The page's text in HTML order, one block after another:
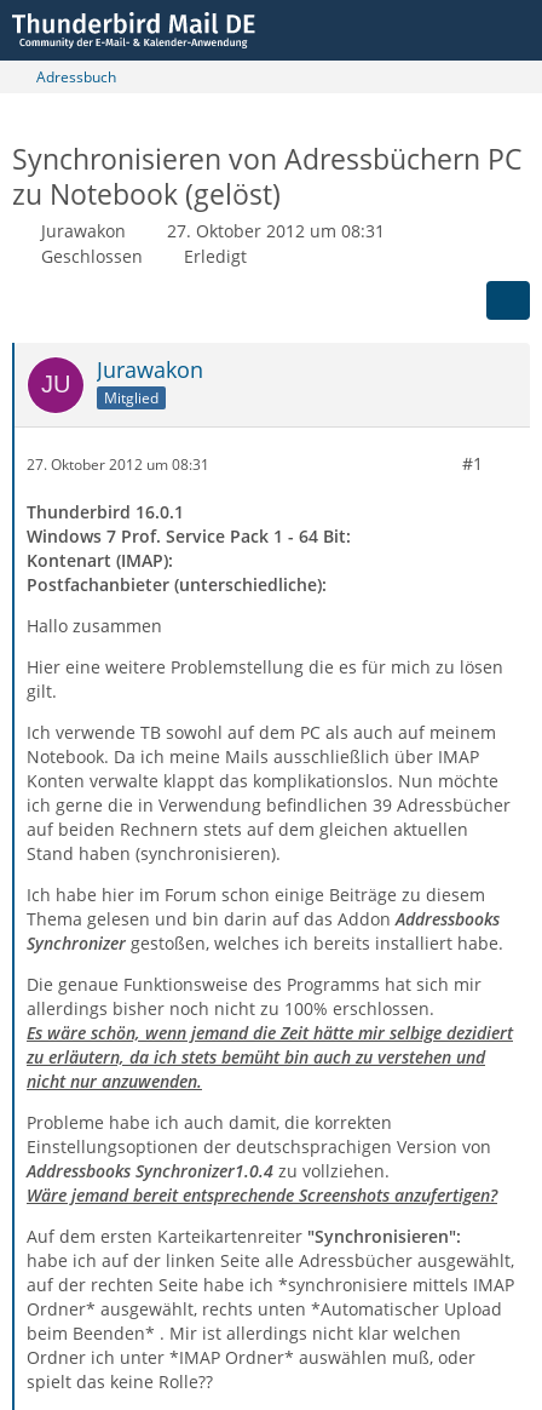
Adressbuch
Synchronisieren von Adressbüchern PC
zu Notebook (gelöst)
Jurawakon
27. Oktober 2012 um 08:31
Geschlossen
Erledigt
Jurawakon
Mitglied
27. Oktober 2012 um 08:31 #1
Thunderbird 16.0.1
Windows 7 Prof. Service Pack 1 - 64 Bit:
Kontenart (IMAP):
Postfachanbieter (unterschiedliche):
Hallo zusammen
Hier eine weitere Problemstellung die es für mich zu lösen
gilt.
Ich verwende TB sowohl auf dem PC als auch auf meinem
Notebook. Da ich meine Mails ausschließlich über IMAP
Konten verwalte klappt das komplikationslos. Nun möchte
ich gerne die in Verwendung befindlichen 39 Adressbücher
auf beiden Rechnern stets auf dem gleichen aktuellen
Stand haben (synchronisieren).
Ich habe hier im Forum schon einige Beiträge zu diesem
Thema gelesen und bin darin auf das AddonAddressbooks
Synchronizer gestoßen, welches ich bereits installiert habe.
Die genaue Funktionsweise des Programms hat sich mir
allerdings bisher noch nicht zu 100% erschlossen.
Es wäre schön, wenn jemand die Zeit hätte mir selbige dezidiert
zu erläutern, da ich stets bemüht bin auch zu verstehen und
nicht nur anzuwenden.
Probleme habe ich auch damit, die korrekten
Einstellungsoptionen der deutschsprachigen Version von
Addressbooks Synchronizer1.0.4 zu vollziehen.
Wäre jemand bereit entsprechende Screenshots anzufertigen?
Auf dem ersten Karteikartenreiter "Synchronisieren":
habe ich auf der linken Seite alle Adressbücher ausgewählt,
auf der rechten Seite habe ich *synchronisiere mittels IMAP
Ordner* ausgewählt, rechts unten *Automatischer Upload
beim Beenden* . Mir ist allerdings nicht klar welchen
Ordner ich unter *IMAP Ordner* auswählen muß, oder
spielt das keine Rolle??